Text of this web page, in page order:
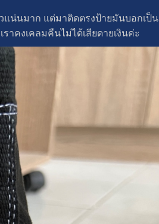
แน่นมาก แต่มาติดตรงป้ายมันบอกเป็น
าคงเคลมคืนไม่ได้เสียดายเงินค่ะ